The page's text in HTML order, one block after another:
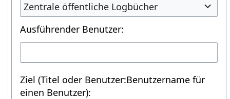
Zentrale öffentliche Logbücher
Ausführender Benutzer:
Ziel (Titel oder Benutzer:Benutzername für
einen Benutzer):